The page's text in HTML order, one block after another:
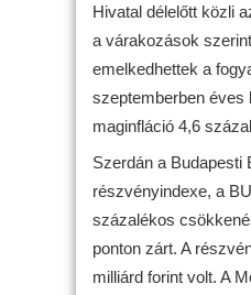
Hivatal délelőtt közli
a várakozások
emelkedhettek a
szeptemberben éves
maginfláció 4,6
Szerdán a Budapesti
részvényindexe, a
százalékos
ponton zárt. A
milliárd forint volt. A